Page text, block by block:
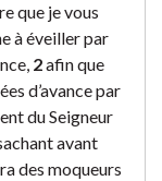
que je vous
à éveiller par
2afin que
d’avance par
du Seigneur
avant
des moqueurs